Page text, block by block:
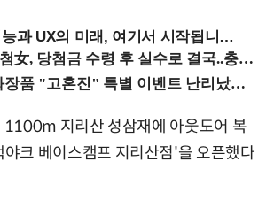
의 미래, 여기서 시작됩니다! (9/2 강남역)
1100m 지리산 성삼재에 아웃도어 복
크 베이스캠프 지리산점'을 오픈했다